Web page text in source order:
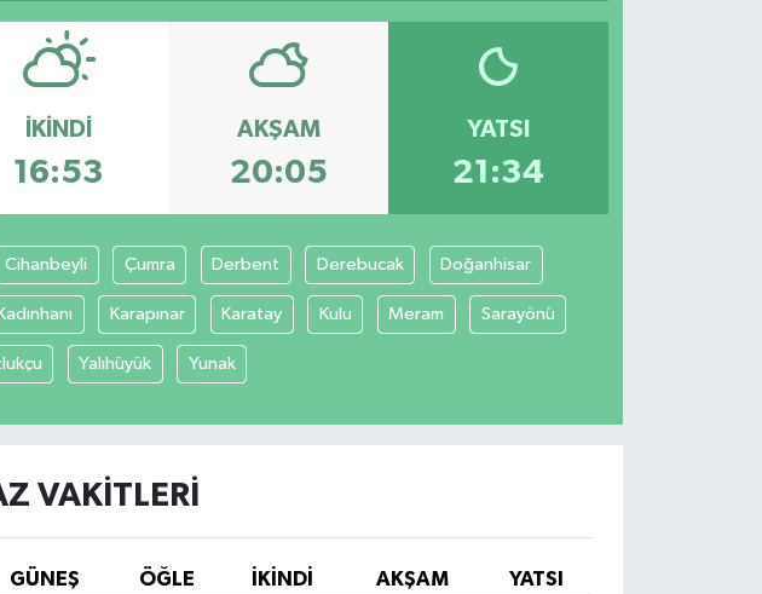
İKINDI
16:53
AKŞAM
20:05
YATSI
21:34
Cihanbeyli Çumra Derbent Derebucak Doğanhisar
Kadınhanı Karapınar Karatay Kulu Meram Sarayönü
Yalıhüyük Yunak
VAKITLERI
GÜNEŞ ÖĞLE İKINDI AKŞAM
YATSI